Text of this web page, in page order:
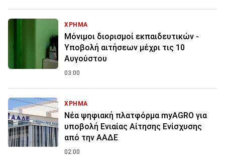
ΧΡΗΜΑ
Μόνιμοι διορισμοί εκπαιδευτικών -
Υποβολή αιτήσεων μέχρι τις 10
Αυγούστου
03:00
ΧΡΗΜΑ
Νέα ψηφιακή πλατφόρμα myAGRO για
υποβολή Ενιαίας Αίτησης Ενίσχυσης
από την ΑΑΔΕ
02:00